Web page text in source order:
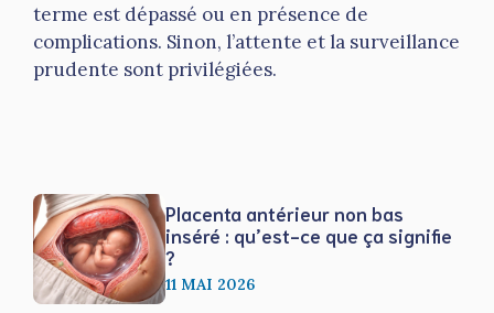
terme est dépassé ou en présence de
complications. Sinon, l’attente et la surveillance
prudente sont privilégiées.
Placenta antérieur non bas
inséré : qu’est-ce que ça signifie
?
11 MAI 2026